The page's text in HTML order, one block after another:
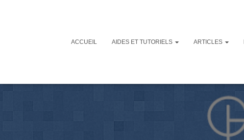
ACCUEIL AIDES ET TUTORIELS ARTICLES